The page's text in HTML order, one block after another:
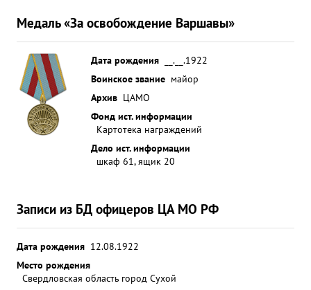
Медаль «За освобождение Варшавы»
Дата рождения
__.__.1922
Воинское звание майор
Архив ЦАМО
Фонд ист. информации
Картотека награждений
Дело ист. информации
шкаф 61, ящик 20
Записи из БД офицеров ЦА МО РФ
Дата рождения 12.08.1922
Место рождения
Свердловская область город Сухой